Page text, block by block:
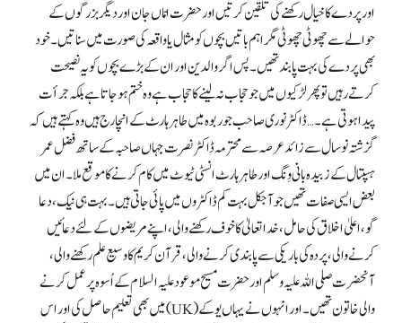
اور پردے کا خیال رکھنے کی تلقین کرتیں اور حضرت امّاں جان اور دیگر بزرگوں کے
حوالے سے چھوٹی چھوٹی مگر اہم باتیں بچوں کو مثال یا واقعہ کی صورت میں سناتیں۔ خود
بھی پردے کی بہت پابند تھیں۔ پس اگر والدین اور ان کے بڑے بچوں کو یہ نصیحت
کرتے رہیں تو پھر لڑکیوں میں جو حجاب نہ لینے کا حجاب ہے وہ ختم ہوجاتا ہے بلکہ جرأت
پیدا ہوتی ہے۔ … ڈاکٹر نوری صاحب جو ربوہ میں طاہر ہارٹ کے انچارج ہیں وہ کہتے ہیں کہ
گزشتہ نو سال سے زائد عرصہ سے محترمہ ڈاکٹر نصرت جہاں صاحبہ کے ساتھ فضل عمر
ہسپتال کے زبیدہ بانی وِنگ اور طاہر ہارٹ انسٹی ٹیوٹ میں کام کرنے کا موقع ملا۔ ان میں
بعض ایسی صفات تھیں جو آجکل بہت کم ڈاکٹروں میں پائی جاتی ہیں۔ بہت ہی نیک، دعا
گو، اعلیٰ اخلاق کی حامل، خدا تعالیٰ کا خوف رکھنے والی، اپنے مریضوں کے لئے دعائیں
کرنے والی، پردہ کی باریکی سے پابندی کرنے والی، قرآن کریم کا وسیع علم رکھنے والی،
آنحضرت صلی اللہ علیہ وسلم اور حضرت مسیح موعود علیہ السلام کے اُسوہ پر عمل کرنے
والی خاتون تھیں۔ اور انہوں نے یہاں یوکے(UK) میں بھی تعلیم حاصل کی اور اس